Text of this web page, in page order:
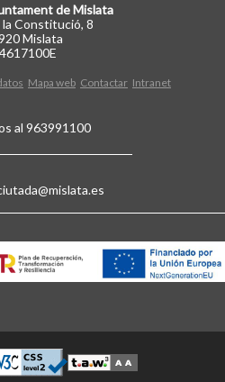
de Mislata
la Constitució, 8
Mislata
Mapa web Contactar Intranet
al 963991100